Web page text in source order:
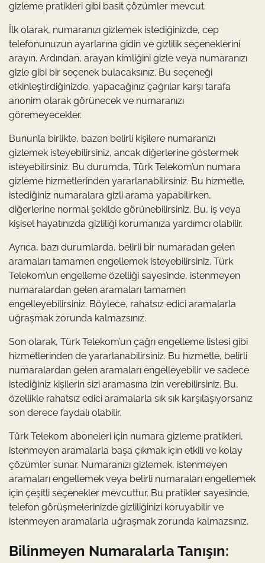
gizleme pratikleri gibi basit çözümler mevcut.
İlk olarak, numaranızı gizlemek istediğinizde, cep
telefonunuzun ayarlarına gidin ve gizlilik seçeneklerini
arayın. Ardından, arayan kimliğini gizle veya numaranızı
gizle gibi bir seçenek bulacaksınız. Bu seçeneği
etkinleştirdiğinizde, yapacağınız çağrılar karşı tarafa
anonim olarak görünecek ve numaranızı
göremeyecekler.
Bununla birlikte, bazen belirli kişilere numaranızı
gizlemek isteyebilirsiniz, ancak diğerlerine göstermek
isteyebilirsiniz. Bu durumda, Türk Telekom’un numara
gizleme hizmetlerinden yararlanabilirsiniz. Bu hizmetle,
istediğiniz numaralara gizli arama yapabilirken,
diğerlerine normal şekilde görünebilirsiniz. Bu, iş veya
kişisel hayatınızda gizliliği korumanıza yardımcı olabilir.
Ayrıca, bazı durumlarda, belirli bir numaradan gelen
aramaları tamamen engellemek isteyebilirsiniz. Türk
Telekom’un engelleme özelliği sayesinde, istenmeyen
numaralardan gelen aramaları tamamen
engelleyebilirsiniz. Böylece, rahatsız edici aramalarla
uğraşmak zorunda kalmazsınız.
Son olarak, Türk Telekom’un çağrı engelleme listesi gibi
hizmetlerinden de yararlanabilirsiniz. Bu hizmetle, belirli
numaralardan gelen aramaları engelleyebilir ve sadece
istediğiniz kişilerin sizi aramasına izin verebilirsiniz. Bu,
özellikle rahatsız edici aramalarla sık sık karşılaşıyorsanız
son derece faydalı olabilir.
Türk Telekom aboneleri için numara gizleme pratikleri,
istenmeyen aramalarla başa çıkmak için etkili ve kolay
çözümler sunar. Numaranızı gizlemek, istenmeyen
aramaları engellemek veya belirli numaraları engellemek
için çeşitli seçenekler mevcuttur. Bu pratikler sayesinde,
telefon görüşmelerinizde gizliliğinizi koruyabilir ve
istenmeyen aramalarla uğraşmak zorunda kalmazsınız.
Bilinmeyen Numaralarla Tanışın: